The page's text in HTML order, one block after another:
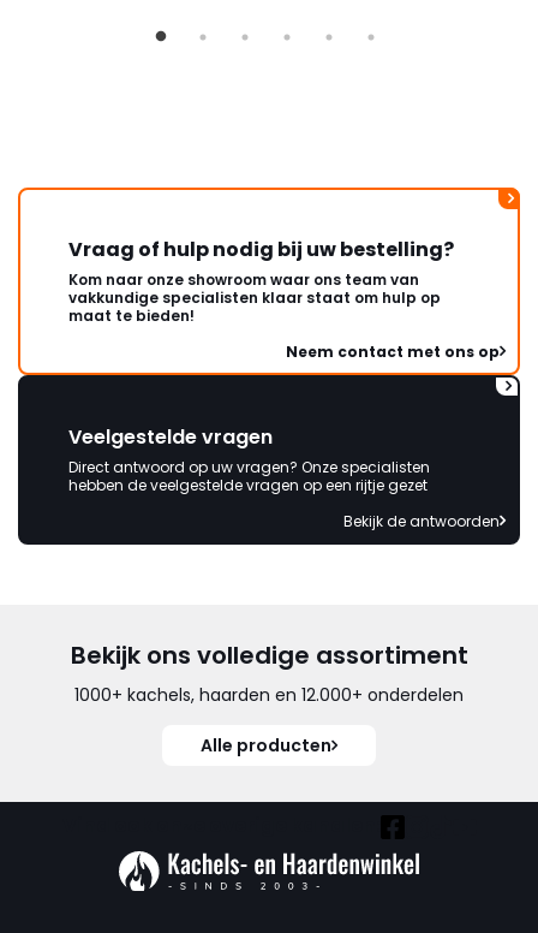
Vraag of hulp nodig bij uw bestelling?
Kom naar onze showroom waar ons team van
vakkundige specialisten klaar staat om hulp op
maat te bieden!
Neem contact met ons op
Veelgestelde vragen
Direct antwoord op uw vragen? Onze specialisten
hebben de veelgestelde vragen op een rijtje gezet
Bekijk de antwoorden
Bekijk ons volledige assortiment
1000+ kachels, haarden en 12.000+ onderdelen
Alle producten